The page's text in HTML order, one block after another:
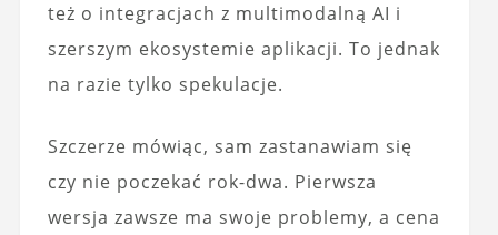
też o integracjach z multimodalną AI i
szerszym ekosystemie aplikacji. To jednak
na razie tylko spekulacje.
Szczerze mówiąc, sam zastanawiam się
czy nie poczekać rok-dwa. Pierwsza
wersja zawsze ma swoje problemy, a cena